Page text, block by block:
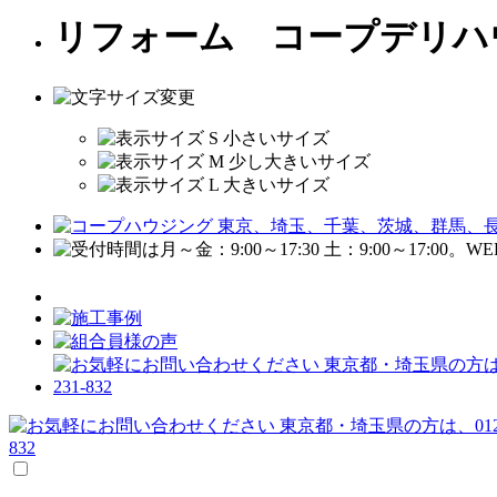
リフォーム コープデリハ